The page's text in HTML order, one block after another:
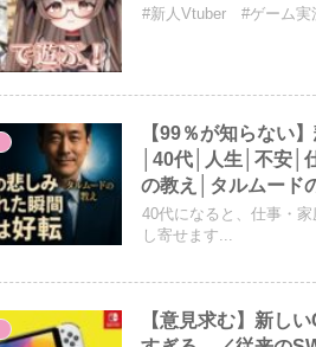
#新人Vtuber #ゲーム実
【99％が知らない
│40代│人生│不安
の教え│タルムード
40代になると、仕事・
し寄せます...
【意見求む】新し